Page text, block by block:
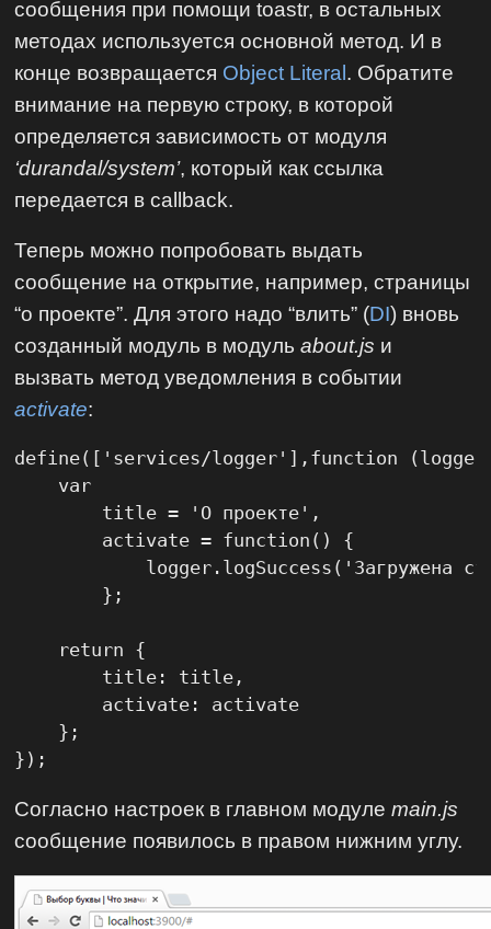
сообщения при помощи toastr, в остальных
методах используется основной метод. И в
конце возвращается Object Literal. Обратите
внимание на первую строку, в которой
определяется зависимость от модуля
‘durandal/system’, который как ссылка
передается в callback.
Теперь можно попробовать выдать
сообщение на открытие, например, страницы
“о проекте”. Для этого надо “влить” (DI) вновь
созданный модуль в модульabout.js и
вызвать метод уведомления в событии
activate:
define(['services/logger'],function
    var
        title = 'О проекте',
        activate = function() {
logger.logSuccess('Загружена
        };
    return {
        title: title,
        activate: activate
    };
});
Согласно настроек в главном модулеmain.js
сообщение появилось в правом нижним углу.